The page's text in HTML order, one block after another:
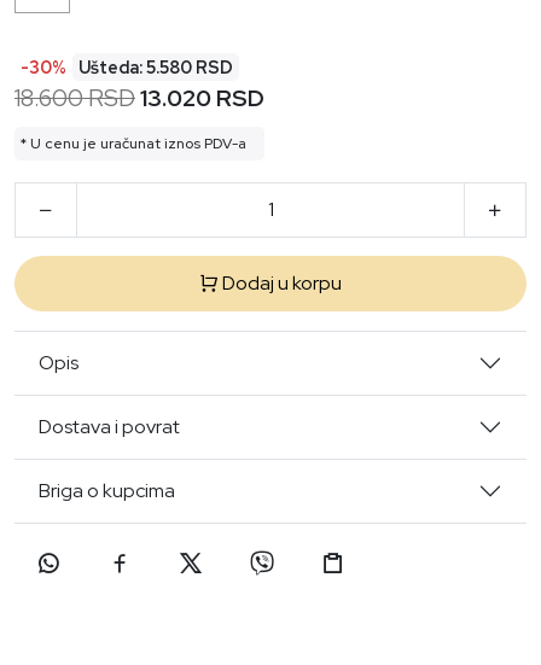
-30% Ušteda: 5.580 RSD
18.600 RSD13.020 RSD
* U cenu je uračunat iznos PDV-a
Dodaj u korpu
Opis
Dostava i povrat
Briga o kupcima